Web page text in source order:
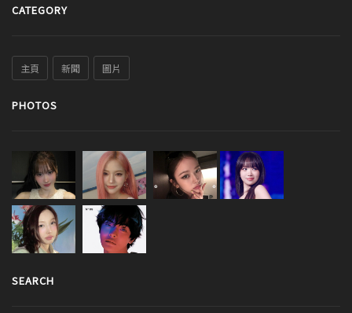
CATEGORY
主頁 新聞 圖片
PHOTOS
SEARCH